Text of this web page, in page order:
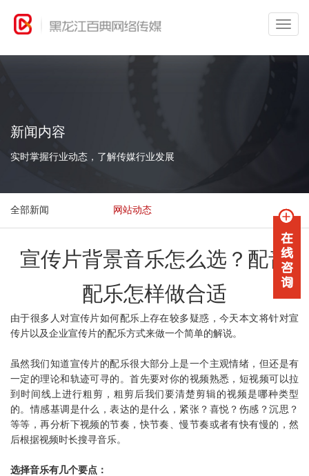
新闻内容
实时掌握行业动态，了解传媒行业发展
全部新闻 网站动态
宣传片背景音乐怎么选？配音
配乐怎样做合适
由于很多人对宣传片如何配乐上存在较多疑惑，今天本文将针对宣
传片以及企业宣传片的配乐方式来做一个简单的解说。
虽然我们知道宣传片的配乐很大部分上是一个主观情绪，但还是有
一定的理论和轨迹可寻的。首先要对你的视频熟悉，短视频可以拉
到时间线上进行粗剪，粗剪后我们要清楚剪辑的视频是哪种类型
的。情感基调是什么，表达的是什么，紧张？喜悦？伤感？沉思？
等等，再分析下视频的节奏，快节奏、慢节奏或者有快有慢的，然
后根据视频时长搜寻音乐。
选择音乐有几个要点：